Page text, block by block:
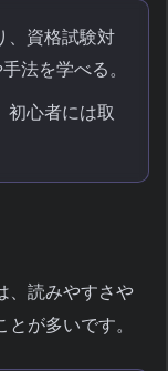
、資格試験対
法を学べる。
初心者には取
、読みやすさや
が多いです。